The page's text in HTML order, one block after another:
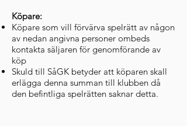
Köpare:
Köpare som vill förvärva spelrätt av någon
av nedan angivna personer ombeds
kontakta säljaren för genomförande av
köp
Skuld till SåGK betyder att köparen skall
erlägga denna summan till klubben då
den befintliga spelrätten saknar detta.